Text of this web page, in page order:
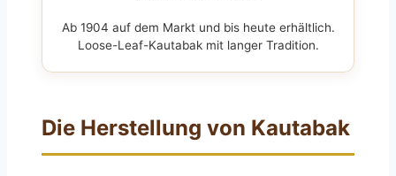
Ab 1904 auf dem Markt und bis heute erhältlich.
Loose-Leaf-Kautabak mit langer Tradition.
Die Herstellung von Kautabak